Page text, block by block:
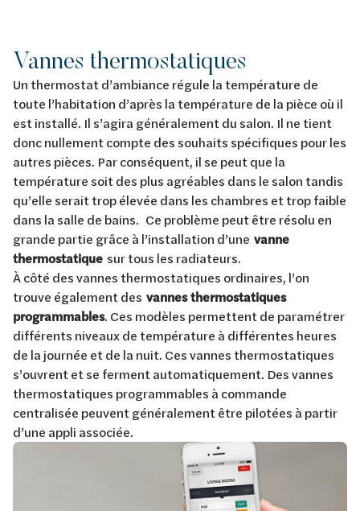
Vannes thermostatiques
Un thermostat d’ambiance régule la température de
toute l’habitation d’après la température de la pièce où il
est installé. Il s’agira généralement du salon. Il ne tient
donc nullement compte des souhaits spécifiques pour les
autres pièces. Par conséquent, il se peut que la
température soit des plus agréables dans le salon tandis
qu’elle serait trop élevée dans les chambres et trop faible
dans la salle de bains. Ce problème peut être résolu en
grande partie grâce à l’installation d’une vanne
thermostatique sur tous les radiateurs.
À côté des vannes thermostatiques ordinaires, l’on
trouve également des vannes thermostatiques
programmables. Ces modèles permettent de paramétrer
différents niveaux de température à différentes heures
de la journée et de la nuit. Ces vannes thermostatiques
s’ouvrent et se ferment automatiquement. Des vannes
thermostatiques programmables à commande
centralisée peuvent généralement être pilotées à partir
d’une appli associée.